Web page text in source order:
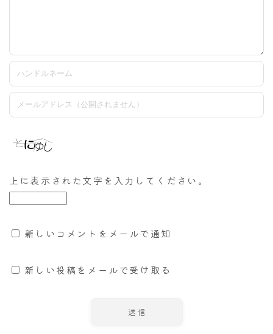
上に表示された文字を入力してください。
新しいコメントをメールで通知
新しい投稿をメールで受け取る